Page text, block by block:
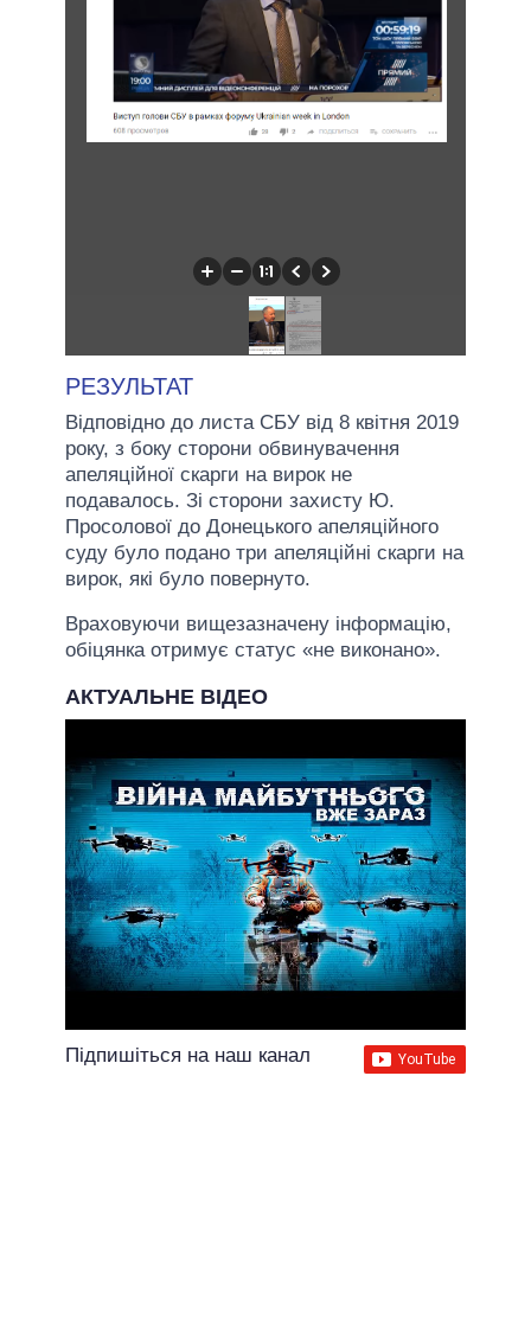
РЕЗУЛЬТАТ
Відповідно до листа СБУ від 8 квітня 2019
року, з боку сторони обвинувачення
апеляційної скарги на вирок не
подавалось. Зі сторони захисту Ю.
Просолової до Донецького апеляційного
суду було подано три апеляційні скарги на
вирок, які було повернуто.
Враховуючи вищезазначену інформацію,
обіцянка отримує статус «не виконано».
АКТУАЛЬНЕ ВІДЕО
Підпишіться на наш канал